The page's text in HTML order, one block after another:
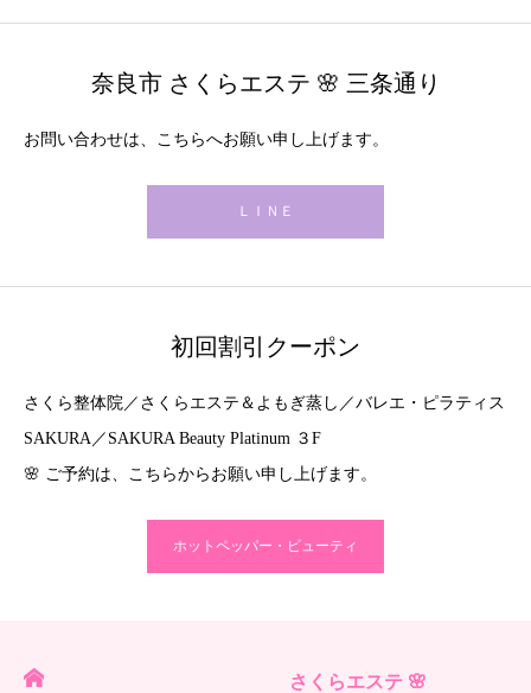
奈良市 さくらエステ 🌸 三条通り
お問い合わせは、こちらへお願い申し上げます。
ＬＩＮＥ
初回割引クーポン
さくら整体院／さくらエステ＆よもぎ蒸し／バレエ・ピラティス
SAKURA／SAKURA Beauty Platinum ３F
🌸 ご予約は、こちらからお願い申し上げます。
ホットペッパー・ビューティ
さくらエステ 🌸